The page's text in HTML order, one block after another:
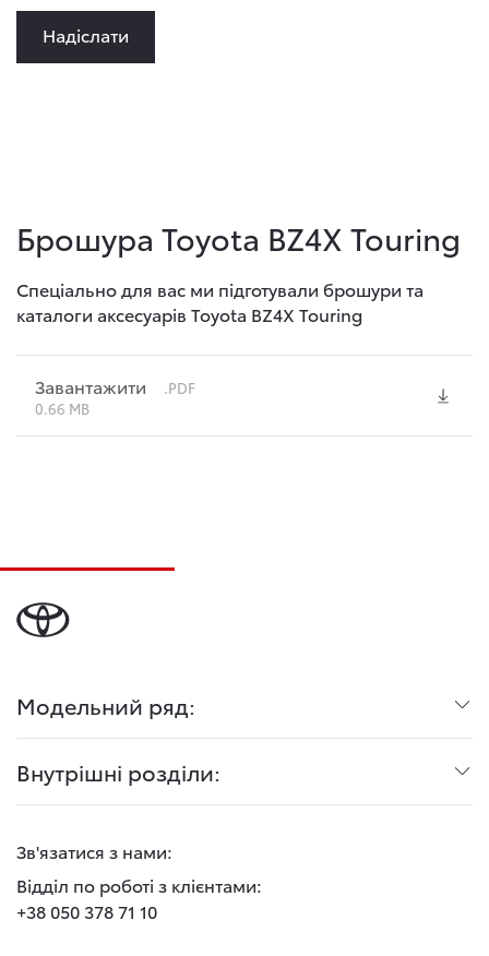
Надіслати
Брошура Toyota BZ4X Touring
Спеціально для вас ми підготували брошури та
каталоги аксесуарів Toyota BZ4X Touring
Завантажити
.PDF
0.66 MB
Модельний ряд:
Внутрішні розділи:
Зв'язатися з нами:
Відділ по роботі з клієнтами:
+38 050 378 71 10